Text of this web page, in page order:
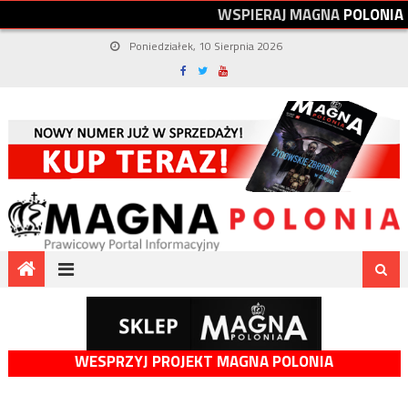
WSPIERAJMAGNAPOLONIA
Poniedziałek, 10 Sierpnia 2026
WESPRZYJ PROJEKT MAGNA POLONIA